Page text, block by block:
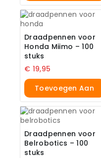
Winkelwagen
Draadpennen voor
Honda Miimo – 100
stuks
€ 19,95
Toevoegen Aan
Winkelwagen
Draadpennen voor
Belrobotics – 100
stuks